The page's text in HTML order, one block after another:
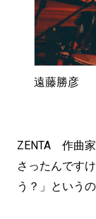
遠藤勝彦
ZENTA 作曲
さったんです
う？」という